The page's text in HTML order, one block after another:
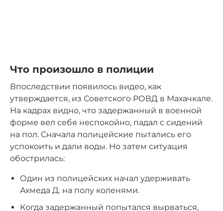
Что произошло в полиции
Впоследствии появилось видео, как
утверждается, из Советского РОВД в Махачкале.
На кадрах видно, что задержанный в военной
форме вел себя неспокойно, падал с сидений
на пол. Сначала полицейские пытались его
успокоить и дали воды. Но затем ситуация
обострилась:
Один из полицейских начал удерживать
Ахмеда Д. на полу коленями.
Когда задержанный попытался вырваться,